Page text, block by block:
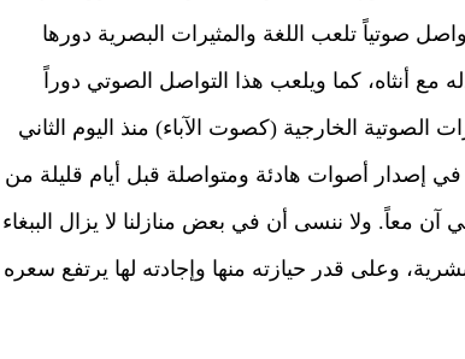
صوتياً تلعب اللغة والمثيرات البصرية دورها
مع أنثاه، كما ويلعب هذا التواصل الصوتي دوراً
الصوتية الخارجية (كصوت الآباء) منذ اليوم الثاني
إصدار أصوات هادئة ومتواصلة قبل أيام قليلة من
معاً. ولا ننسى أن في بعض منازلنا لا يزال الببغاء
وعلى قدر حيازته منها وإجادته لها يرتفع سعره